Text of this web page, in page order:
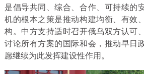
是倡导共同、综合、合作、可持续的
机的根本之策是推动构建均衡、有效
构。中方支持适时召开俄乌双方认可
讨论所有方案的国际和会，推动早日
愿继续为此发挥建设性作用。